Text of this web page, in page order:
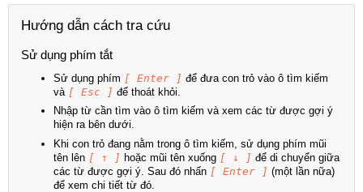
Hướng dẫn cách tra cứu
Sử dụng phím tắt
Sử dụng phím [ Enter ] để đưa con trỏ vào ô tìm kiếm
và [ Esc ] để thoát khỏi.
Nhập từ cần tìm vào ô tìm kiếm và xem các từ được gợi ý
hiện ra bên dưới.
Khi con trỏ đang nằm trong ô tìm kiếm, sử dụng phím mũi
tên lên [ ↑ ] hoặc mũi tên xuống [ ↓ ] để di chuyển giữa
các từ được gợi ý. Sau đó nhấn [ Enter ] (một lần nữa)
để xem chi tiết từ đó.